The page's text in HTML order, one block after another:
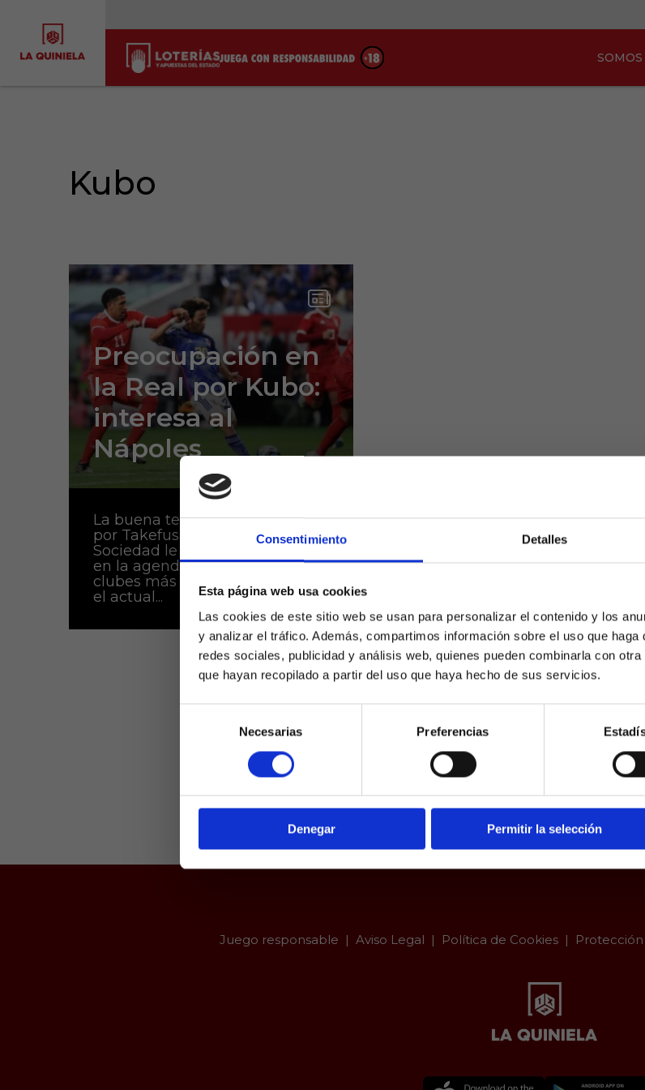
Consentimiento Detalles
Esta página web usa cookies
Las cookies de este sitio web se usan para personalizar el contenido y los
y analizar el tráfico. Además, compartimos información sobre el uso que
redes sociales, publicidad y análisis web, quienes pueden combinarla con
que hayan recopilado a partir del uso que haya hecho de sus servicios.
consentimiento
Necesarias Preferencias
Denegar Permitir la selección
SÍ, SOY MAYOR DE 18
NO SOY MAYOR DE 18
Laquiniela.es es un sitio cuyo contenido está dirigido,
mayores de edad. Para asegurar que a este sitio web solo
de edad, se incorpora un filtro de edad al que se
responsabilidad y veracidad.
SOMOS
Kubo
Preocupación en
la Real por Kubo:
interesa al
Nápoles
La buena temporada realizada
por Takefusa Kubo con la Real
Sociedad le ha llevado a estar
en la agenda de uno de los
clubes más punteros de Europa,
el actual...
Juego responsable Aviso Legal Política de Cookies